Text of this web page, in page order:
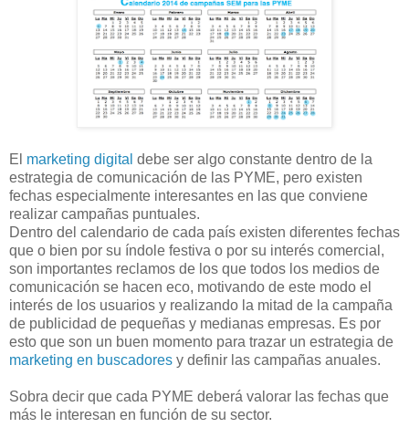
El marketing digital debe ser algo constante dentro de la
estrategia de comunicación de las PYME, pero existen
fechas especialmente interesantes en las que conviene
realizar campañas puntuales.
Dentro del calendario de cada país existen diferentes fechas
que o bien por su índole festiva o por su interés comercial,
son importantes reclamos de los que todos los medios de
comunicación se hacen eco, motivando de este modo el
interés de los usuarios y realizando la mitad de la campaña
de publicidad de pequeñas y medianas empresas. Es por
esto que son un buen momento para trazar un estrategia de
marketing en buscadores y definir las campañas anuales.
Sobra decir que cada PYME deberá valorar las fechas que
más le interesan en función de su sector.